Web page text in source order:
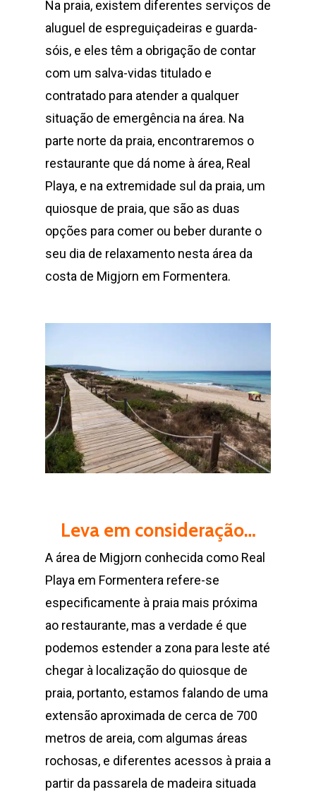
Na praia, existem diferentes serviços de
aluguel de espreguiçadeiras e guarda-
sóis, e eles têm a obrigação de contar
com um salva-vidas titulado e
contratado para atender a qualquer
situação de emergência na área. Na
parte norte da praia, encontraremos o
restaurante que dá nome à área, Real
Playa, e na extremidade sul da praia, um
quiosque de praia, que são as duas
opções para comer ou beber durante o
seu dia de relaxamento nesta área da
costa de Migjorn em Formentera.
Leva em consideração…
A área de Migjorn conhecida como Real
Playa em Formentera refere-se
especificamente à praia mais próxima
ao restaurante, mas a verdade é que
podemos estender a zona para leste até
chegar à localização do quiosque de
praia, portanto, estamos falando de uma
extensão aproximada de cerca de 700
metros de areia, com algumas áreas
rochosas, e diferentes acessos à praia a
partir da passarela de madeira situada